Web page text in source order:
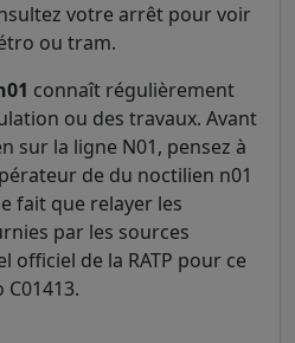
votre arrêt pour voir
ou tram.
connaît régulièrement
ou des travaux. Avant
sur la ligne N01, pensez à
de du noctilien n01
fait que relayer les
par les sources
officiel de la RATP pour ce